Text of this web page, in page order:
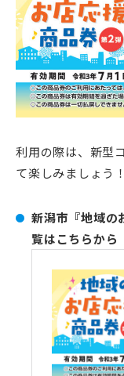
利用の際は、新型
て楽しみましょう！
新潟市『地域の
覧はこちらから